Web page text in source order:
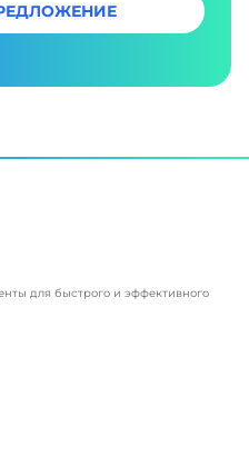
для быстрого и эффективного